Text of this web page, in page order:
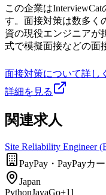
この企業は
す。面接対策は数多く
資の現役エンジニアが
式で模擬面接などの面
面接対策について詳し
詳細を見る
関連求人
Site Reliability Engineer
PayPay・PayPayカ
Japan
PythonJavaGo+11